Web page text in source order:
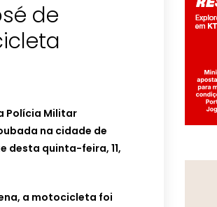
de
Polícia Militar
na cidade de
desta quinta-feira, 11,
a motocicleta foi